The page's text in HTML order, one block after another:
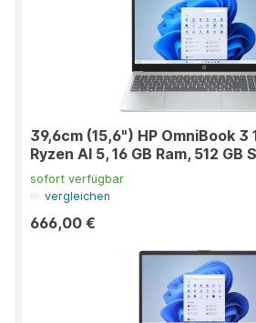
39,6cm (15,6") HP OmniBook
Ryzen AI 5, 16 GB Ram, 512 GB
sofort verfügbar
vergleichen
666,00 €